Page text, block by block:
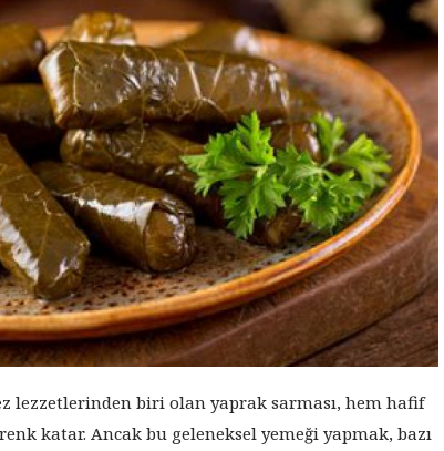
lezzetlerinden biri olan yaprak sarması, hem hafif
katar. Ancak bu geleneksel yemeği yapmak, bazı